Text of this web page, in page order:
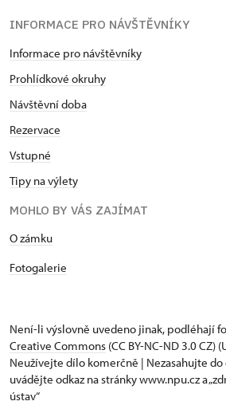
INFORMACE PRO NÁVŠTĚVNÍKY
Informace pro návštěvníky
Prohlídkové okruhy
Návštěvní doba
Rezervace
Vstupné
Tipy na výlety
MOHLO BY VÁS ZAJÍMAT
O zámku
Fotogalerie
Není-li výslovně uvedeno jinak, podléhají
Creative Commons (CC BY-NC-ND 3.0 CZ)
Neužívejte dílo komerčně | Nezasahujte
uvádějte odkaz na stránky www.npu.cz a
ústav“